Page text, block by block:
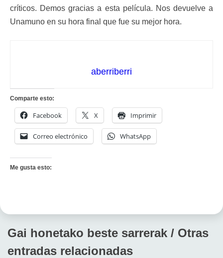
críticos. Demos gracias a esta película. Nos devuelve a
Unamuno en su hora final que fue su mejor hora.
aberriberri
Comparte esto:
Facebook X Imprimir
Correo electrónico WhatsApp
Me gusta esto:
Gai honetako beste sarrerak / Otras
entradas relacionadas